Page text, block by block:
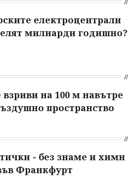
електроцентрали
милиарди годишно?
на 100 м навътре
пространство
- без знаме и химн
Франкфурт